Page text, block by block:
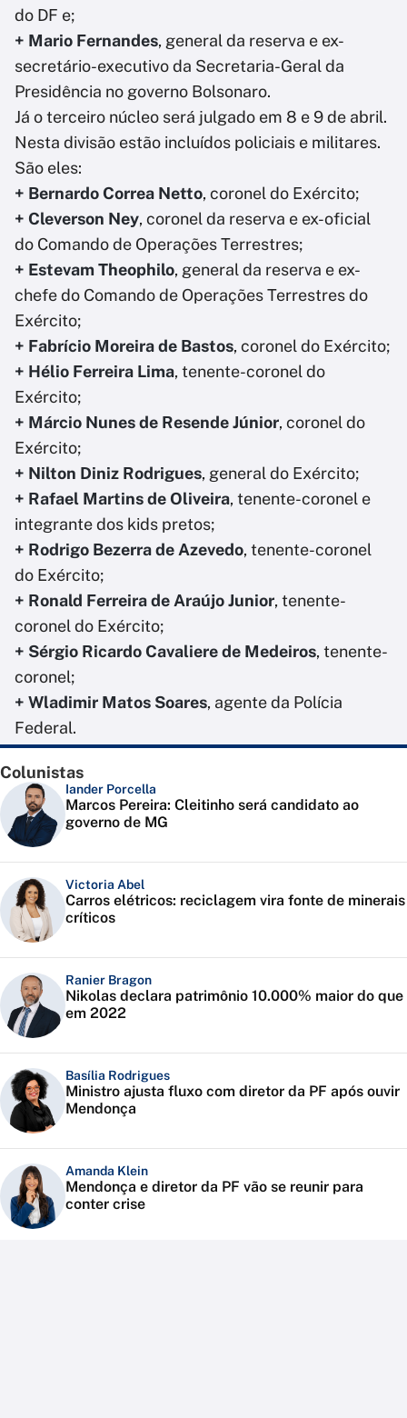
do DF e;
+ Mario Fernandes, general da reserva e ex-
secretário-executivo da Secretaria-Geral da
Presidência no governo Bolsonaro.
Já o terceiro núcleo será julgado em 8 e 9 de abril.
Nesta divisão estão incluídos policiais e militares.
São eles:
+ Bernardo Correa Netto, coronel do Exército;
+ Cleverson Ney, coronel da reserva e ex-oficial
do Comando de Operações Terrestres;
+ Estevam Theophilo, general da reserva e ex-
chefe do Comando de Operações Terrestres do
Exército;
+ Fabrício Moreira de Bastos, coronel do Exército;
+ Hélio Ferreira Lima, tenente-coronel do
Exército;
+ Márcio Nunes de Resende Júnior, coronel do
Exército;
+ Nilton Diniz Rodrigues, general do Exército;
+ Rafael Martins de Oliveira, tenente-coronel e
integrante dos kids pretos;
+ Rodrigo Bezerra de Azevedo, tenente-coronel
do Exército;
+ Ronald Ferreira de Araújo Junior, tenente-
coronel do Exército;
+ Sérgio Ricardo Cavaliere de Medeiros, tenente-
coronel;
+ Wladimir Matos Soares, agente da Polícia
Federal.
Colunistas
Iander Porcella
Marcos Pereira: Cleitinho será candidato ao
governo de MG
Victoria Abel
Carros elétricos: reciclagem vira fonte de minerais
críticos
Ranier Bragon
Nikolas declara patrimônio 10.000% maior do que
em 2022
Basília Rodrigues
Ministro ajusta fluxo com diretor da PF após ouvir
Mendonça
Amanda Klein
Mendonça e diretor da PF vão se reunir para
conter crise